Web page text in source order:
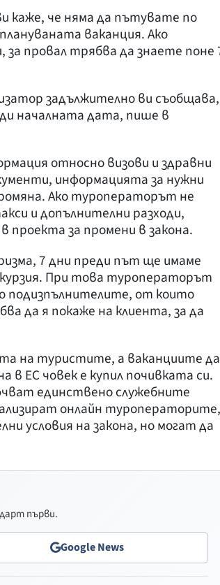
каже, че няма да пътувате по
ваканция. Ако
провал трябва да знаете поне
задължително ви съобщава,
началната дата, пише в
относно визови и здравни
информацията за нужни
Ако туроператорът не
и допълнителни разходи,
за промени в закона.
7 дни преди път ще имаме
При това туроператорът
подизпълнителите, от които
да я покаже на клиента, за да
на туристите, а ваканциите да
в ЕС човек е купил почивката си.
единствено служебните
онлайн туроператорите,
условия на закона, но могат да
първи.
Google News